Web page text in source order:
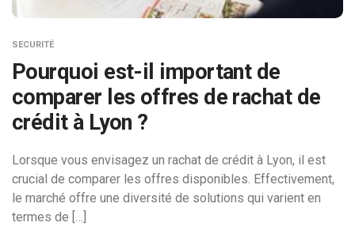
SECURITÉ
Pourquoi est-il important de
comparer les offres de rachat de
crédit à Lyon ?
Lorsque vous envisagez un rachat de crédit à Lyon, il est
crucial de comparer les offres disponibles. Effectivement,
le marché offre une diversité de solutions qui varient en
termes de […]